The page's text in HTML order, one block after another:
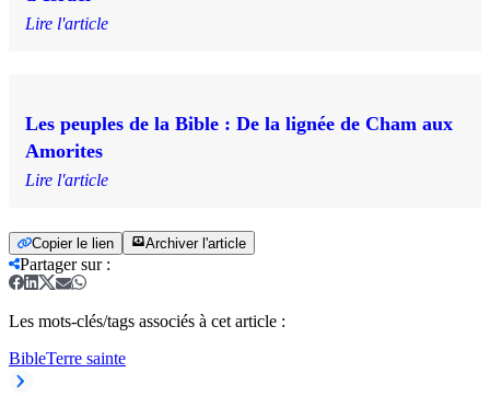
Lire l'article
Les peuples de la Bible : De la lignée de Cham aux
Amorites
Lire l'article
Copier le lien Archiver l'article
Partager sur:
Les mots-clés/tags associés à cet article :
BibleTerre sainte